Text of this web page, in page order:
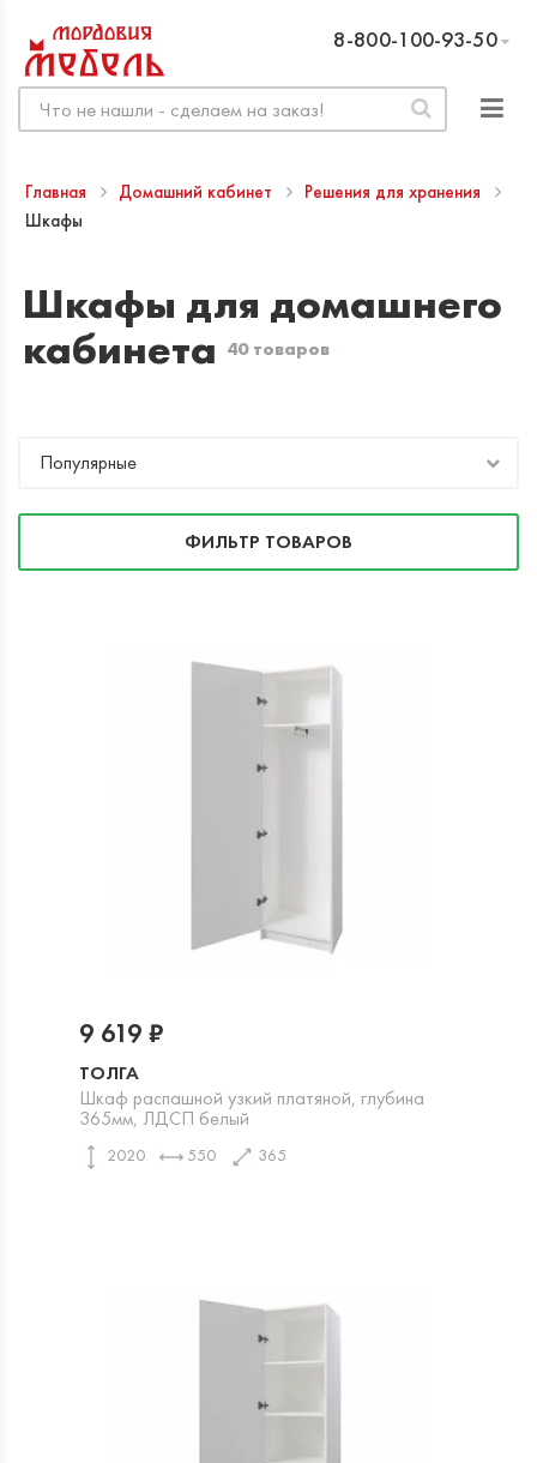
8-800-100-93-50
Главная Домашний кабинет
Решения для хранения
Шкафы
Шкафы для домашнего
кабинета 40 товаров
Популярные
ФИЛЬТР ТОВАРОВ
ТОЛГА
Шкаф распашной узкий платяной, глубина
365мм, ЛДСП белый
2020 550 365
9 619 ₽